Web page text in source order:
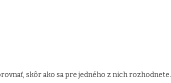
skôr ako sa pre jedného z nich rozhodnete.